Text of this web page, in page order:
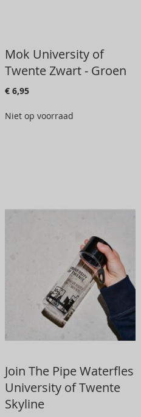
Mok University of
Twente Zwart - Groen
€ 6,95
Niet op voorraad
Join The Pipe Waterfles
University of Twente
Skyline